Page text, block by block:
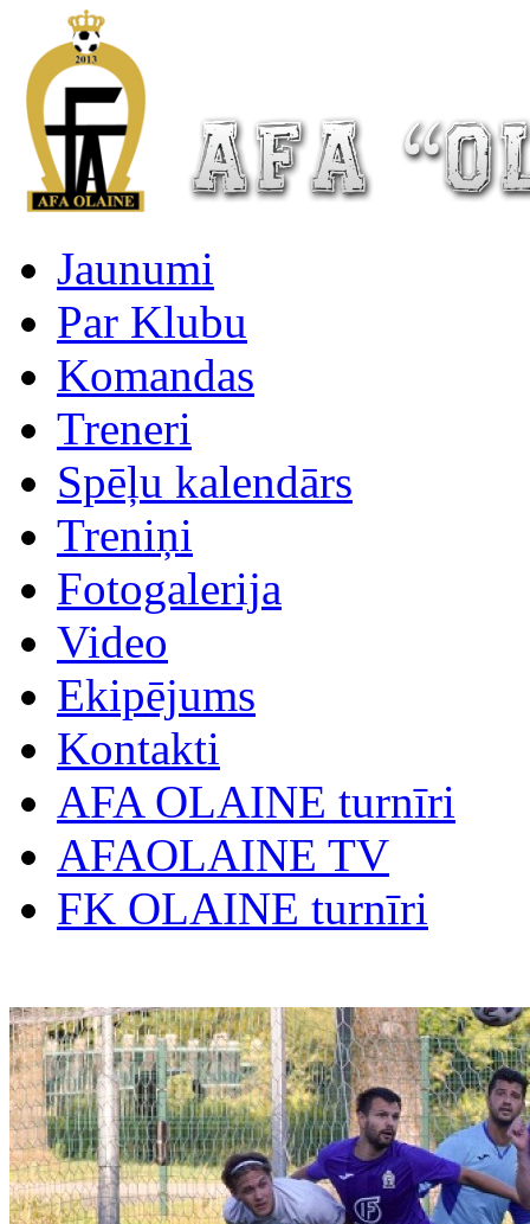
Jaunumi
Par Klubu
Komandas
Treneri
Spēļu kalendārs
Treniņi
Fotogalerija
Video
Ekipējums
Kontakti
AFA OLAINE turnīri
AFAOLAINE TV
FK OLAINE turnīri